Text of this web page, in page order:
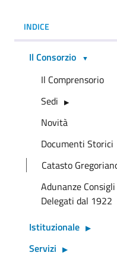
INDICE
Il Consorzio
Il Comprensorio
Sedi
Novità
Documenti Storici
Catasto
Adunanze
Delegati dal 1922
Istituzionale
Servizi